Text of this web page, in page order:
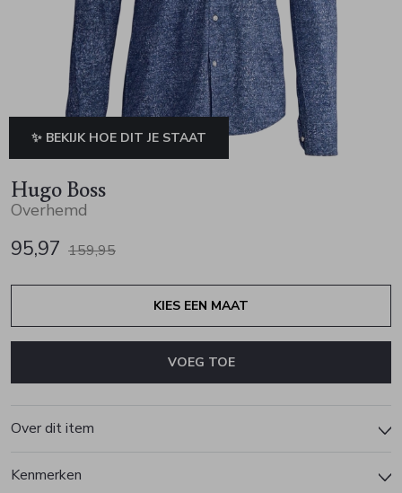
Schoenen
Shirts en tops
Truien en vesten
T-shirts en polos
Truien en vesten
✨ BEKIJK HOE DIT JE STAAT
Hugo Boss
Overhemd
95,97 159,95
KIES EEN MAAT
VOEG TOE
Over dit item
Kenmerken